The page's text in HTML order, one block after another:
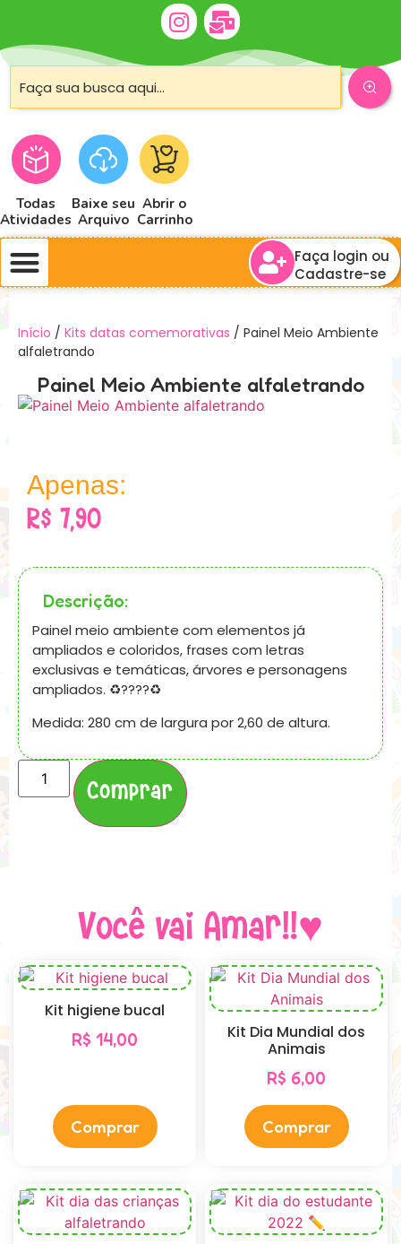
Todas
Atividades
Baixe seu
Arquivo
Abrir o
Carrinho
Faça login ou
Cadastre-se
Início / Kits datas comemorativas / Painel Meio Ambiente
alfaletrando
Painel Meio Ambiente alfaletrando
Apenas:
R$ 7,90
Descrição:
Painel meio ambiente com elementos já
ampliados e coloridos, frases com letras
exclusivas e temáticas, árvores e personagens
ampliados. ♻️????♻️
Medida: 280 cm de largura por 2,60 de altura.
Comprar
Você vai Amar!!♥
Kit higiene bucal
R$ 14,00
Comprar
Kit Dia Mundial dos
Animais
R$ 6,00
Comprar